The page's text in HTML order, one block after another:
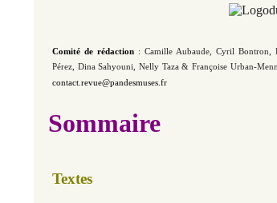
Comité de rédaction : Camille Aubaude, Cyril Bontron,
Pérez,
Dina Sahyouni, Nelly Taza& Françoise Urban-
contact.revue@pandesmuses.fr
Sommaire
Textes